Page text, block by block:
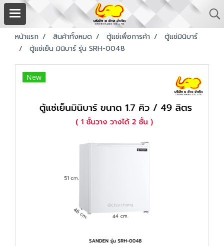
หน้าแรก สินค้าทั้งหมด ตู้แช่เพื่อการค้า
ตู้แช่มินิบาร์
ตู้แช่เย็น มินิบาร์ รุ่น SRH-0048
New